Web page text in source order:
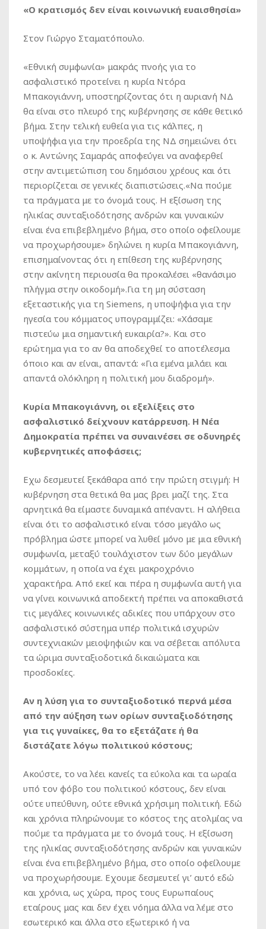
«Ο κρατισμός δεν είναι κοινωνική ευαισθησία»
Στον Γιώργο Σταματόπουλο.
«Εθνική συμφωνία» μακράς πνοής για το
ασφαλιστικό προτείνει η κυρία Ντόρα
Μπακογιάννη, υποστηρίζοντας ότι η αυριανή ΝΔ
θα είναι στο πλευρό της κυβέρνησης σε κάθε θετικό
βήμα. Στην τελική ευθεία για τις κάλπες, η
υποψήφια για την προεδρία της ΝΔ σημειώνει ότι
ο κ. Αντώνης Σαμαράς αποφεύγει να αναφερθεί
στην αντιμετώπιση του δημόσιου χρέους και ότι
περιορίζεται σε γενικές διαπιστώσεις.«Να πούμε
τα πράγματα με το όνομά τους. Η εξίσωση της
ηλικίας συνταξιοδότησης ανδρών και γυναικών
είναι ένα επιβεβλημένο βήμα, στο οποίο οφείλουμε
να προχωρήσουμε» δηλώνει η κυρία Μπακογιάννη,
επισημαίνοντας ότι η επίθεση της κυβέρνησης
στην ακίνητη περιουσία θα προκαλέσει «θανάσιμο
πλήγμα στην οικοδομή».Για τη μη σύσταση
εξεταστικής για τη Siemens, η υποψήφια για την
ηγεσία του κόμματος υπογραμμίζει: «Χάσαμε
πιστεύω μια σημαντική ευκαιρία?». Και στο
ερώτημα για το αν θα αποδεχθεί το αποτέλεσμα
όποιο και αν είναι, απαντά: «Για εμένα μιλάει και
απαντά ολόκληρη η πολιτική μου διαδρομή».
Κυρία Μπακογιάννη, οι εξελίξεις στο
ασφαλιστικό δείχνουν κατάρρευση. Η Νέα
Δημοκρατία πρέπει να συναινέσει σε οδυνηρές
κυβερνητικές αποφάσεις;
Εχω δεσμευτεί ξεκάθαρα από την πρώτη στιγμή: Η
κυβέρνηση στα θετικά θα μας βρει μαζί της. Στα
αρνητικά θα είμαστε δυναμικά απέναντι. Η αλήθεια
είναι ότι το ασφαλιστικό είναι τόσο μεγάλο ως
πρόβλημα ώστε μπορεί να λυθεί μόνο με μια εθνική
συμφωνία, μεταξύ τουλάχιστον των δύο μεγάλων
κομμάτων, η οποία να έχει μακροχρόνιο
χαρακτήρα. Από εκεί και πέρα η συμφωνία αυτή για
να γίνει κοινωνικά αποδεκτή πρέπει να αποκαθιστά
τις μεγάλες κοινωνικές αδικίες που υπάρχουν στο
ασφαλιστικό σύστημα υπέρ πολιτικά ισχυρών
συντεχνιακών μειοψηφιών και να σέβεται απόλυτα
τα ώριμα συνταξιοδοτικά δικαιώματα και
προσδοκίες.
Αν η λύση για το συνταξιοδοτικό περνά μέσα
από την αύξηση των ορίων συνταξιοδότησης
για τις γυναίκες, θα το εξετάζατε ή θα
διστάζατε λόγω πολιτικού κόστους;
Ακούστε, το να λέει κανείς τα εύκολα και τα ωραία
υπό τον φόβο του πολιτικού κόστους, δεν είναι
ούτε υπεύθυνη, ούτε εθνικά χρήσιμη πολιτική. Εδώ
και χρόνια πληρώνουμε το κόστος της ατολμίας να
πούμε τα πράγματα με το όνομά τους. Η εξίσωση
της ηλικίας συνταξιοδότησης ανδρών και γυναικών
είναι ένα επιβεβλημένο βήμα, στο οποίο οφείλουμε
να προχωρήσουμε. Εχουμε δεσμευτεί γι’ αυτό εδώ
και χρόνια, ως χώρα, προς τους Ευρωπαίους
εταίρους μας και δεν έχει νόημα άλλα να λέμε στο
εσωτερικό και άλλα στο εξωτερικό ή να